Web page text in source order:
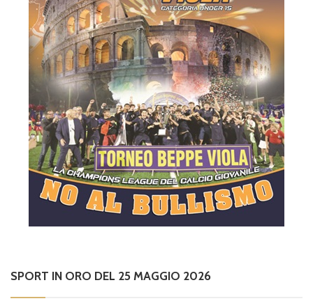
SPORT IN ORO DEL 25 MAGGIO 2026